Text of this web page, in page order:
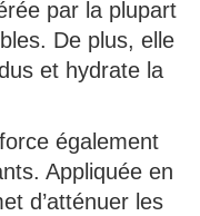
par la plupart
De plus, elle
et hydrate la
également
Appliquée en
d’atténuer les